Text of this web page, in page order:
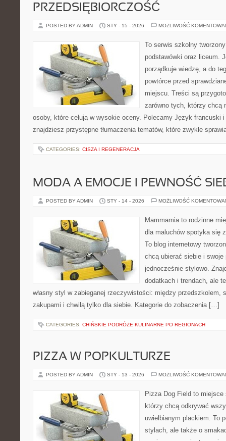
PRZEDSIĘBIORCZOŚĆ
POSTED BY ADMIN STY - 15 - 2026 MOŻLIWOŚĆ
To serwis szkolny
podstawówki oraz liceum.
porządkuje wiedzę, a do
powtórce przed
miejscu. Treści są
zarówno tych, którzy chcą
osoby, które celują w wysokie oceny. Polecamy Język francuski
znajdziesz przystępne tłumaczenia tematów, które zwykle
CATEGORIES: CISZA I REGENERACJA
MODA A EMOCJE I PEWNOŚĆ
POSTED BY ADMIN STY - 14 - 2026 MOŻLIWOŚĆ
Mammamia to rodzinne
dla maluchów spotyka się
To blog internetowy
chcą ubierać siebie i
jednocześnie stylowo.
dodatkach i trendach, ale
własny styl w zabieganej rzeczywistości: między przedszkolem,
zakupami i chwilą tylko dla siebie. Kategorie do zobaczenia […]
CATEGORIES: CHIŃSKIE PODRÓŻE KULINARNE PO REGIONACH
PIZZA W POPKULTURZE
POSTED BY ADMIN STY - 13 - 2026 MOŻLIWOŚĆ
Pizza Dog Field to
którzy chcą odkrywać
uwielbianym plackiem. To
stylach, ale także o